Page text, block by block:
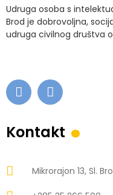
Udruga osoba s
Brod je dobrovoljna,
udruga civilnog društva
Kontakt .
Mikrorajon 13, Sl.